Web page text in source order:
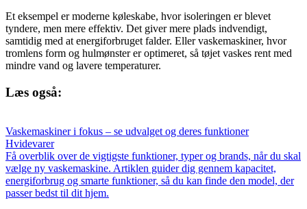
Et eksempel er moderne køleskabe, hvor isoleringen er blevet
tyndere, men mere effektiv. Det giver mere plads indvendigt,
samtidig med at energiforbruget falder. Eller vaskemaskiner, hvor
tromlens form og hulmønster er optimeret, så tøjet vaskes rent med
mindre vand og lavere temperaturer.
Læs også:
Vaskemaskiner i fokus – se udvalget og deres funktioner
Hvidevarer
Få overblik over de vigtigste funktioner, typer og brands, når du skal
vælge ny vaskemaskine. Artiklen guider dig gennem kapacitet,
energiforbrug og smarte funktioner, så du kan finde den model, der
passer bedst til dit hjem.